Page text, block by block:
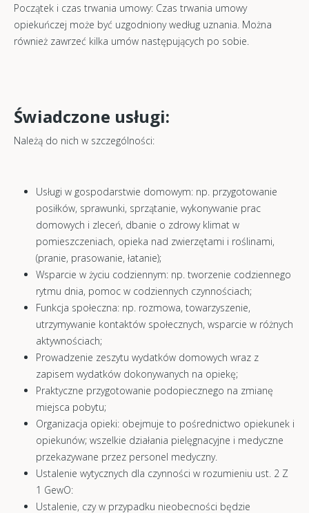
Początek i czas trwania umowy: Czas trwania umowy
opiekuńczej może być uzgodniony według uznania. Można
również zawrzeć kilka umów następujących po sobie.
Świadczone usługi:
Należą do nich w szczególności:
Usługi w gospodarstwie domowym: np. przygotowanie
posiłków, sprawunki, sprzątanie, wykonywanie prac
domowych i zleceń, dbanie o zdrowy klimat w
pomieszczeniach, opieka nad zwierzętami i roślinami,
(pranie, prasowanie, łatanie);
Wsparcie w życiu codziennym: np. tworzenie codziennego
rytmu dnia, pomoc w codziennych czynnościach;
Funkcja społeczna: np. rozmowa, towarzyszenie,
utrzymywanie kontaktów społecznych, wsparcie w różnych
aktywnościach;
Prowadzenie zeszytu wydatków domowych wraz z
zapisem wydatków dokonywanych na opiekę;
Praktyczne przygotowanie podopiecznego na zmianę
miejsca pobytu;
Organizacja opieki: obejmuje to pośrednictwo opiekunek i
opiekunów; wszelkie działania pielęgnacyjne i medyczne
przekazywane przez personel medyczny.
Ustalenie wytycznych dla czynności w rozumieniu ust. 2 Z
1 GewO:
Ustalenie, czy w przypadku nieobecności będzie